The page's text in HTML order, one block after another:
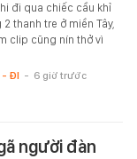
đi qua chiếc cầu khỉ
thanh tre ở miền Tây,
clip cũng nín thở vì
- ĐI - 6 giờ trước
người đàn